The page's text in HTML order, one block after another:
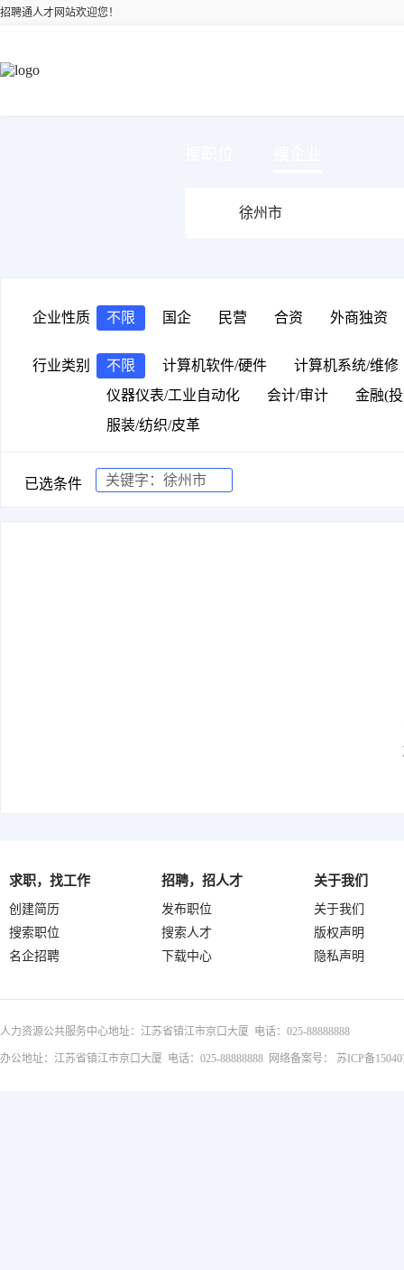
招聘通人才网站欢迎您！
企业性质 不限 国企 民营 合资 外商独资
行业类别 不限 计算机软件/硬件
计算机系统/维修
仪器仪表/工业自动化
会计/审计
金融(
服装/纺织/皮革
已选条件 关键字： 徐州市
求职，找工作
创建简历
搜索职位
名企招聘
招聘，招人才
发布职位
搜索人才
下载中心
关于我们
关于我们
版权声明
隐私声明
人力资源公共服务中心地址：江苏省镇江市京口大厦 电话：025-88888888
办公地址：江苏省镇江市京口大厦 电话：025-88888888 网络备案号： 苏ICP备